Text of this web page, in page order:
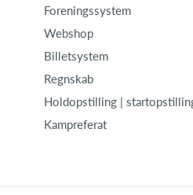
Foreningssystem
Webshop
Billetsystem
Regnskab
Holdopstilling |
Kampreferat